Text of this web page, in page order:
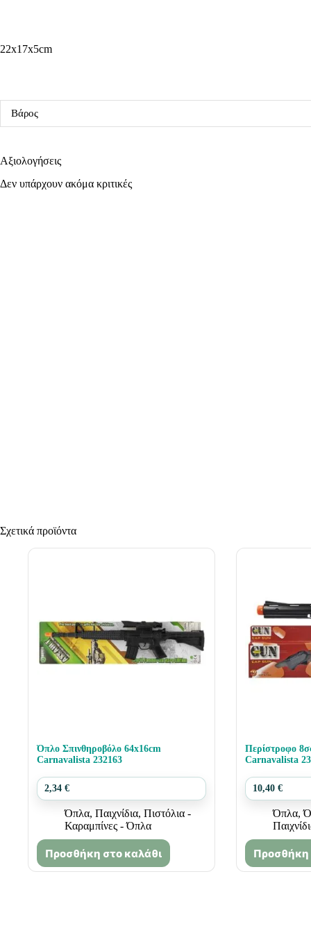
22x17x5cm
Βάρος
Αξιολογήσεις
Δεν υπάρχουν ακόμα κριτικές
Σχετικά προϊόντα
Όπλο Σπινθηροβόλο 64x16cm
Carnavalista 232163
2,34 €
Όπλα, Παιχνίδια, Πιστόλια -
Καραμπίνες - Όπλα
Προσθήκη στο καλάθι
Περίστροφο
Carnavalista
10,40 €
Όπλα,
Προσθήκη